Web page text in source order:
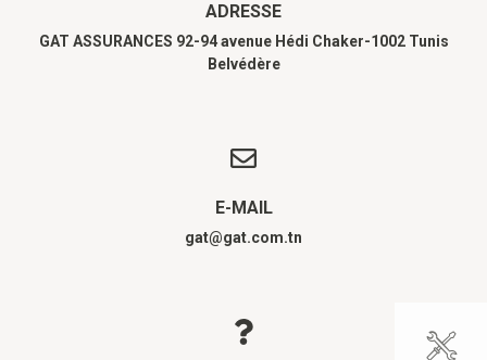
ADRESSE
GAT ASSURANCES 92-94 avenue Hédi Chaker-1002 Tunis
Belvédère
E-MAIL
gat@gat.com.tn